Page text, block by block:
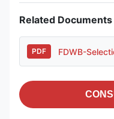
Related Documents
PDF FDWB-